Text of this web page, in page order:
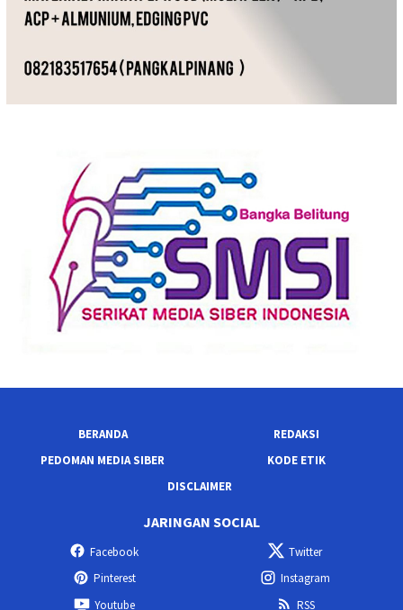
BERANDA
REDAKSI
PEDOMAN MEDIA SIBER
KODE ETIK
DISCLAIMER
JARINGAN SOCIAL
Facebook
Twitter
Pinterest
Instagram
Youtube
RSS